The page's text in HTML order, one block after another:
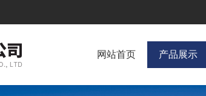
网站首页 产品展示